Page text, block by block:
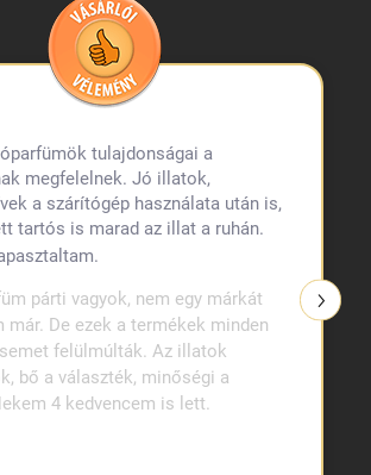
tulajdonságai a
megfelelnek. Jó illatok,
a szárítógép használata után is,
tartós is marad az illat a ruhán.
párti vagyok, nem egy márkát
már. De ezek a termékek minden
felülmúlták. Az illatok
bő a választék, minőségi a
4 kedvencem is lett.